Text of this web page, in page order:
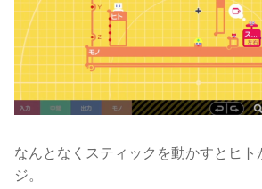
なんとなくスティックを動かすとヒト
ジ。